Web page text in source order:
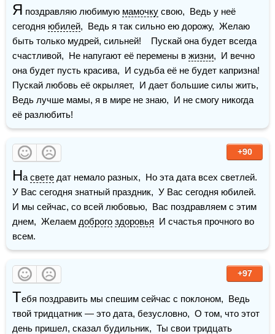
Я поздравляю любимую мамочку свою,  Ведь у неё
сегодня юбилей,  Ведь я так сильно ею дорожу,  Желаю
быть только мудрей, сильней!    Пускай она будет всегда
счастливой,  Не напугают её перемены в жизни,  И вечно
она будет пусть красива,  И судьба её не будет капризна!
Пускай любовь её окрыляет,  И дает большие силы жить,
Ведь лучше мамы, я в мире не знаю,  И не смогу никогда
её разлюбить!
+90
На свете дат немало разных,  Но эта дата всех светлей.
У Вас сегодня знатный праздник,  У Вас сегодня юбилей.
И мы сейчас, со всей любовью,  Вас поздравляем с этим
днем,  Желаем доброго здоровья
  И счастья прочного во
всем.
+97
Тебя поздравить мы спешим сейчас с поклоном,  Ведь
твой тридцатник — это дата, безусловно,  О том, что этот
день пришел, сказал будильник,  Ты свои тридцать